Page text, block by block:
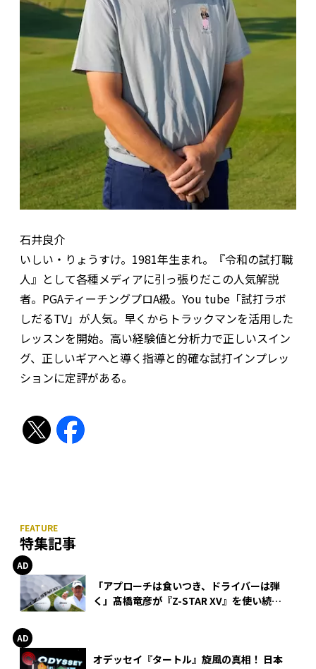
石井良介
いしい・りょうすけ。1981年生まれ。『令和の試打職
人』として各種メディアに引っ張りだこの人気解説
者。PGAティーチングプロA級。You tube「試打ラボ
しだるTV」が人気。早くからトラックマンを活用した
レッスンを開始。高い経験値と分析力で正しいスイン
グ、正しいギアへと導く指導と的確な試打インプレッ
ションに定評がある。
特集記事
「アプローチは食いつき、ドライバーは弾
く」髙橋竜彦が『Z-STAR XV』を使い続け
オデッセイ『タートル』旋風の真相！ 日本